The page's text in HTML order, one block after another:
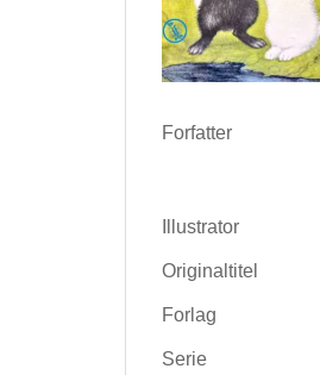
Forfatter
Illustrator
Originaltitel
Forlag
Serie